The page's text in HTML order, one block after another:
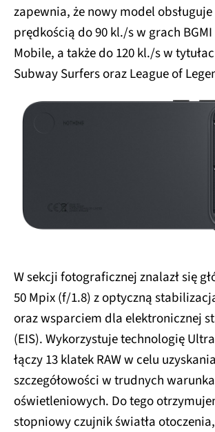
zapewnia, że nowy model
prędkością do 90 kl./s w grach
Mobile, a także do 120 kl./s w
Subway Surfers oraz League of
W sekcji fotograficznej znalazł się
50 Mpix (f/1.8) z optyczną
oraz wsparciem dla elektronicznej
(EIS). Wykorzystuje technologię
łączy 13 klatek RAW w celu
szczegółowości w trudnych
oświetleniowych. Do tego
stopniowy czujnik światła